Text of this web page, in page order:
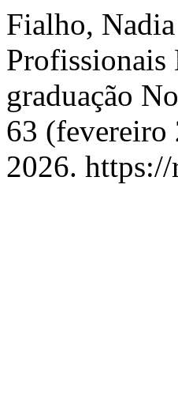
Fialho,
Profissionais
graduação
63 (fevereiro
2026.